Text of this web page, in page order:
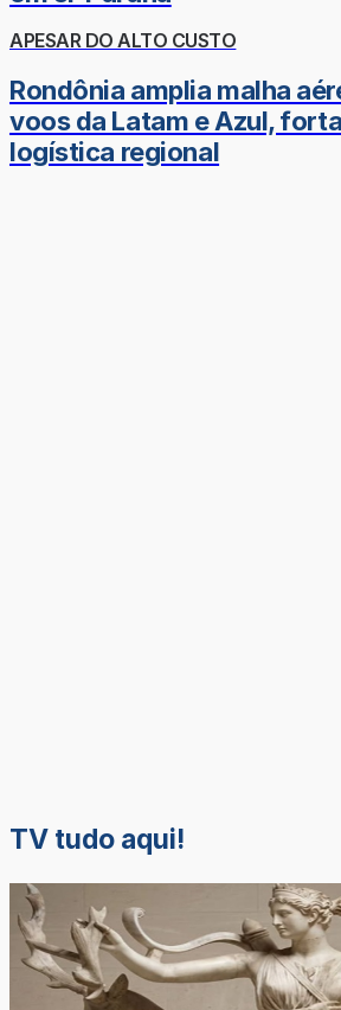
APESAR DO ALTO CUSTO
Rondônia amplia malha
voos da Latam e Azul,
logística regional
TV tudo aqui!